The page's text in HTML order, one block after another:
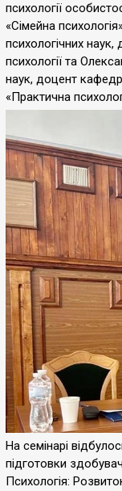
психології
«Сімейна
психологічних
психології та
наук, доцент
«Практична
На семінарі
підготовки
Психологія: